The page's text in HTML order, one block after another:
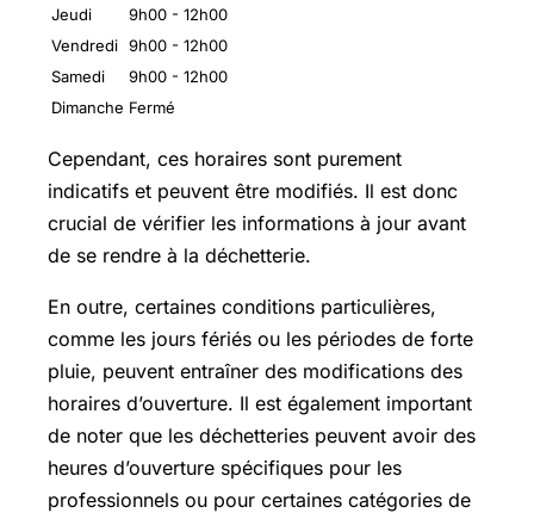
Jeudi
9h00 - 12h00
Vendredi 9h00 - 12h00
Samedi
9h00 - 12h00
Dimanche Fermé
Cependant, ces horaires sont purement
indicatifs et peuvent être modifiés. Il est donc
crucial de vérifier les informations à jour avant
de se rendre à la déchetterie.
En outre, certaines conditions particulières,
comme les jours fériés ou les périodes de forte
pluie, peuvent entraîner des modifications des
horaires d’ouverture. Il est également important
de noter que les déchetteries peuvent avoir des
heures d’ouverture spécifiques pour les
professionnels ou pour certaines catégories de